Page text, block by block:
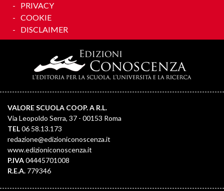
PRIVACY
COOKIE
DISCLAIMER
VALORE SCUOLA COOP. A R.L.
Via Leopoldo Serra, 37 - 00153 Roma
TEL06 58.13.173
redazione@edizioniconoscenza.it
www.edizioniconoscenza.it
P.IVA04445701008
R.E.A. 779346